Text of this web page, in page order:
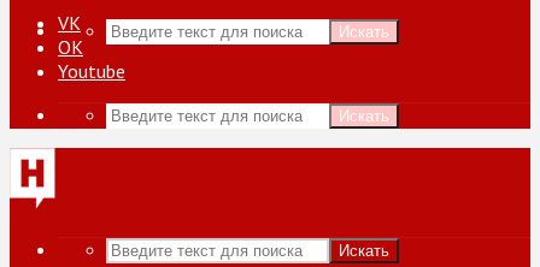
Искать
VK
ОК
Youtube
Искать
Искать